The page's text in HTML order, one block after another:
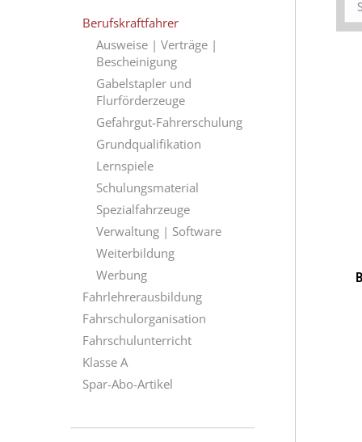
Berufskraftfahrer
Ausweise | Verträge |
Bescheinigung
Gabelstapler und
Flurförderzeuge
Gefahrgut-Fahrerschulung
Grundqualifikation
Lernspiele
Schulungsmaterial
Spezialfahrzeuge
Verwaltung | Software
Weiterbildung
Werbung
Fahrlehrerausbildung
Fahrschulorganisation
Fahrschulunterricht
Klasse A
Spar-Abo-Artikel